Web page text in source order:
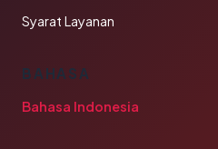
Syarat Layanan
BAHASA
Bahasa Indonesia